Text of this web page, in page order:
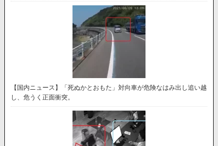
【国内ニュース】「死ぬかとおもた」対向車が危険なはみ出し追い越
し、危うく正面衝突。